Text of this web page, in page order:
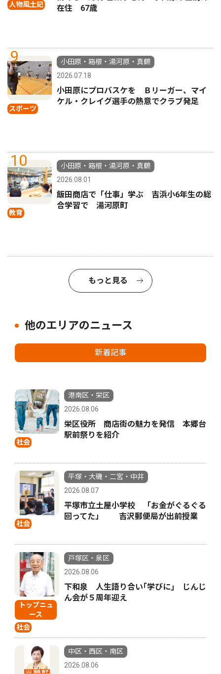
人物風土記
在住 67歳
9
スポーツ
小田原・箱根・湯河原・真鶴
2026.07.18
小田原にプロバスケを Ｂリーガー、マイ
ケル・クレイグ選手の熱意でクラブ発足
10
教育
小田原・箱根・湯河原・真鶴
2026.08.01
飯田商店で「仕事」学ぶ 吉浜小6年生の総
合学習で 湯河原町
もっと見る
他のエリアのニュース
新着記事
社会
港南区・栄区
2026.08.06
栄区役所 商店街の魅力を発信 本郷台
駅前祭りを紹介
社会
平塚・大磯・二宮・中井
2026.08.07
平塚市立土屋小学校 「お金がぐるぐる
回ってた」 吉沢郵便局が出前授業
トップニュ
ース
社会
戸塚区・泉区
2026.08.06
下和泉 人生語り合い｢学びに｣ じんじ
ん会が５周年迎え
中区・西区・南区
2026.08.06